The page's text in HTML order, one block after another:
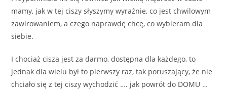
mamy, jak w tej ciszy słyszymy wyraźnie, co jest chwilowym
zawirowaniem, a czego naprawdę chcę, co wybieram dla
siebie.
I chociaż cisza jest za darmo, dostępna dla każdego, to
jednak dla wielu był to pierwszy raz, tak poruszający, że nie
chciało się z tej ciszy wychodzić …. jak powrót do DOMU …